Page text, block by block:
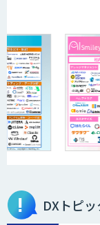
DXトピッ